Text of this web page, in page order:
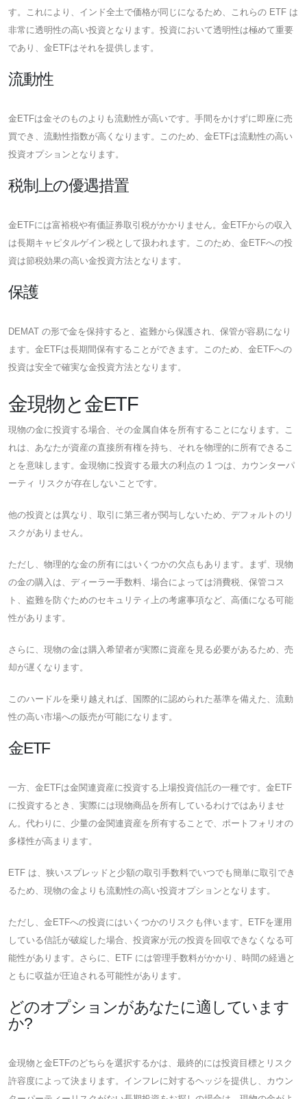
す。これにより、インド全土で価格が同じになるため、これらの ETF は
非常に透明性の高い投資となります。投資において透明性は極めて重要
であり、金ETFはそれを提供します。
流動性
金ETFは金そのものよりも流動性が高いです。手間をかけずに即座に売
買でき、流動性指数が高くなります。このため、金ETFは流動性の高い
投資オプションとなります。
税制上の優遇措置
金ETFには富裕税や有価証券取引税がかかりません。金ETFからの収入
は長期キャピタルゲイン税として扱われます。このため、金ETFへの投
資は節税効果の高い金投資方法となります。
保護
DEMAT の形で金を保持すると、盗難から保護され、保管が容易になり
ます。金ETFは長期間保有することができます。このため、金ETFへの
投資は安全で確実な金投資方法となります。
金現物と金ETF
現物の金に投資する場合、その金属自体を所有することになります。こ
れは、あなたが資産の直接所有権を持ち、それを物理的に所有できるこ
とを意味します。金現物に投資する最大の利点の 1 つは、カウンターパ
ーティ リスクが存在しないことです。
他の投資とは異なり、取引に第三者が関与しないため、デフォルトのリ
スクがありません。
ただし、物理的な金の所有にはいくつかの欠点もあります。まず、現物
の金の購入は、ディーラー手数料、場合によっては消費税、保管コス
ト、盗難を防ぐためのセキュリティ上の考慮事項など、高価になる可能
性があります。
さらに、現物の金は購入希望者が実際に資産を見る必要があるため、売
却が遅くなります。
このハードルを乗り越えれば、国際的に認められた基準を備えた、流動
性の高い市場への販売が可能になります。
金ETF
一方、金ETFは金関連資産に投資する上場投資信託の一種です。金ETF
に投資するとき、実際には現物商品を所有しているわけではありませ
ん。代わりに、少量の金関連資産を所有することで、ポートフォリオの
多様性が高まります。
ETF は、狭いスプレッドと少額の取引手数料でいつでも簡単に取引でき
るため、現物の金よりも流動性の高い投資オプションとなります。
ただし、金ETFへの投資にはいくつかのリスクも伴います。ETFを運用
している信託が破綻した場合、投資家が元の投資を回収できなくなる可
能性があります。さらに、ETF には管理手数料がかかり、時間の経過と
ともに収益が圧迫される可能性があります。
どのオプションがあなたに適しています
か?
金現物と金ETFのどちらを選択するかは、最終的には投資目標とリスク
許容度によって決まります。インフレに対するヘッジを提供し、カウン